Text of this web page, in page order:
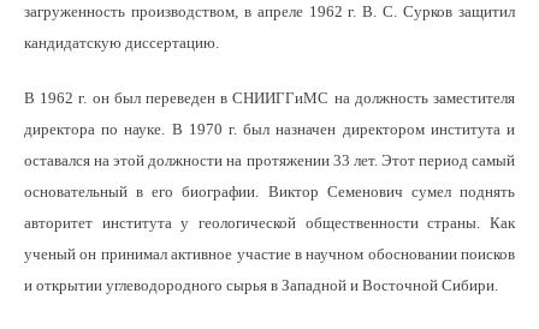
загруженность производством, в апреле 1962 г. В. С. Сурков защитил
кандидатскую диссертацию.
В 1962 г. он был переведен в СНИИГГиМС на должность заместителя
директора по науке. В 1970 г. был назначен директором института и
оставался на этой должности на протяжении 33 лет. Этот период самый
основательный в его биографии. Виктор Семенович сумел поднять
авторитет института у геологической общественности страны. Как
ученый он принимал активное участие в научном обосновании поисков
и открытии углеводородного сырья в Западной и Восточной Сибири.